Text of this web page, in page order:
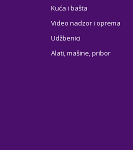
Kuća i bašta
Video nadzor i oprema
Udžbenici
Alati, mašine, pribor